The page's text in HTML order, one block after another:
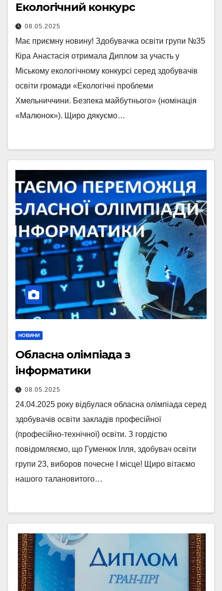
Екологічний конкурс
08.05.2025
Має приємну новину! Здобувачка освіти групи №35
Кіра Анастасія отримала Диплом за участь у
Міському екологічному конкурсі серед здобувачів
освіти громади «Екологічні проблеми
Хмельниччини. Безпека майбутнього» (номінація
«Малюнок»). Щиро дякуємо…
НОВИНИ
Обласна олімпіада з
інформатики
08.05.2025
24.04.2025 року відбулася обласна олімпіада серед
здобувачів освіти закладів професійної
(професійно-технічної) освіти. З гордістю
повідомляємо, що Гуменюк Ілля, здобувач освіти
групи 23, виборов почесне І місце! Щиро вітаємо
нашого талановитого…